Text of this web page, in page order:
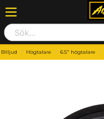
Billjud Högtalare 6.5" högtalare